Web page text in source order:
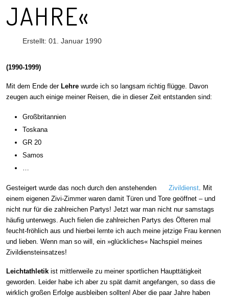
JAHRE«
Erstellt: 01. Januar 1990
(1990-1999)
Mit dem Ende der Lehre wurde ich so langsam richtig flügge. Davon
zeugen auch einige meiner Reisen, die in dieser Zeit entstanden sind:
Großbritannien
Toskana
GR 20
Samos
…
Gesteigert wurde das noch durch den anstehenden Zivildienst. Mit
einem eigenen Zivi-Zimmer waren damit Türen und Tore geöffnet – und
nicht nur für die zahlreichen Partys! Jetzt war man nicht nur samstags
häufig unterwegs. Auch fielen die zahlreichen Partys des Öfteren mal
feucht-fröhlich aus und hierbei lernte ich auch meine jetzige Frau kennen
und lieben. Wenn man so will, ein »glückliches« Nachspiel meines
Zivildiensteinsatzes!
Leichtathletik ist mittlerweile zu meiner sportlichen Haupttätigkeit
geworden. Leider habe ich aber zu spät damit angefangen, so dass die
wirklich großen Erfolge ausbleiben sollten! Aber die paar Jahre haben